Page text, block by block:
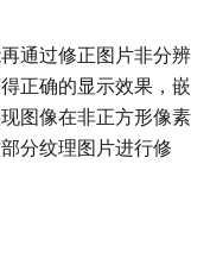
通过修正图片非分辨
正确的显示效果，嵌
图像在非正方形像素
分纹理图片进行修